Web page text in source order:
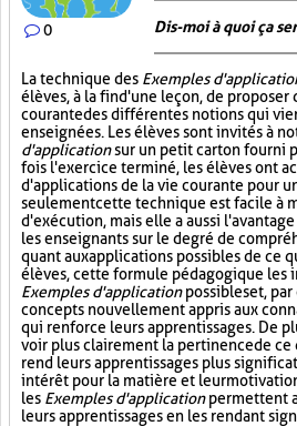
0 Dis-moi à quoi ça
La technique des Exemples
élèves, à la fin d'une leçon, de proposer
courante des différentes notions qui
enseignées. Les élèves sont invités à
d'applicationsur un petit carton fourni
fois l'exercice terminé, les élèves ont
d'applications de la vie courante pour
seulement cette technique est facile à
d'exécution, mais elle a aussi
les enseignants sur le degré de
quant aux applications possibles de ce
élèves, cette formule pédagogique les
Exemples d'applicationpossibles et,
concepts nouvellement appris aux
qui renforce leurs apprentissages. De
voir plus clairement la pertinence de
rend leurs apprentissages plus
intérêt pour la matière et leur
les Exemples d'applicationpermettent
leurs apprentissages en les rendant